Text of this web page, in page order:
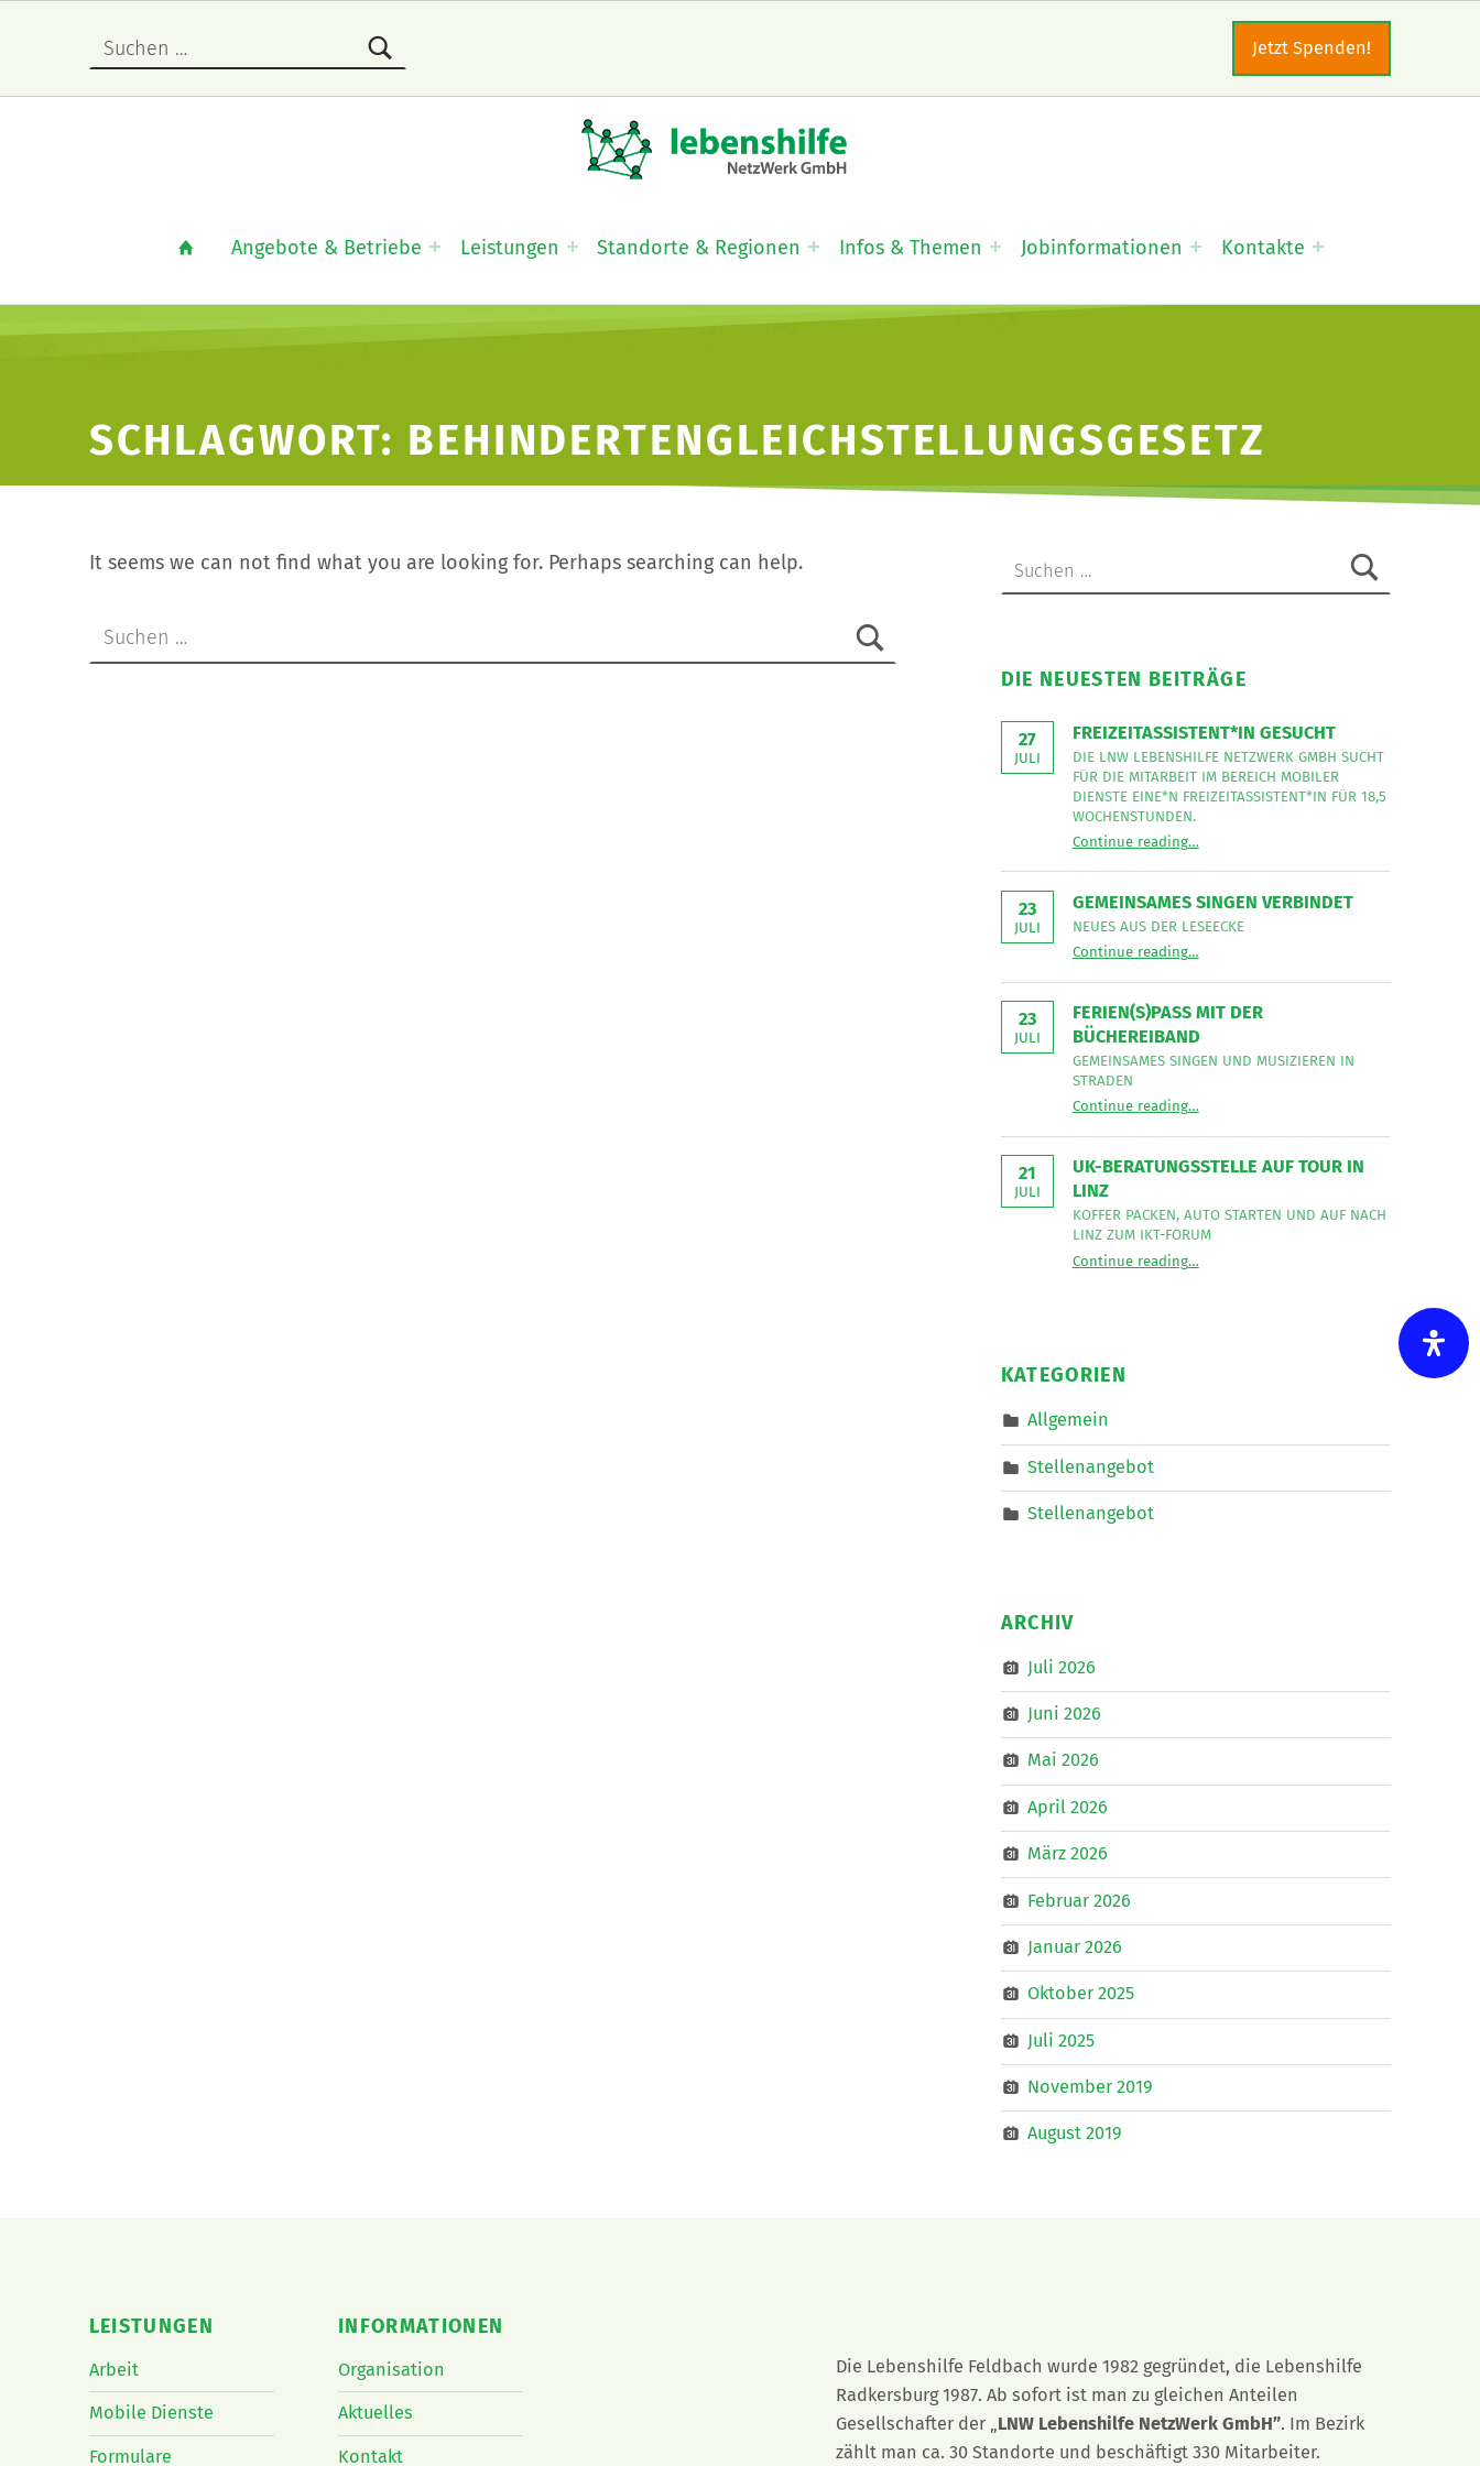
Angebote & Betriebe Leistungen Standorte & Regionen Infos & Themen Jobinformationen Kontakte
Jetzt Spenden!
SCHLAGWORT: BEHINDERTENGLEICHSTELLUNGSGESETZ
It seems we can not find what you are looking for. Perhaps searching can help.
DIE NEUESTEN BEITRÄGE
27
JULI
FREIZEITASSISTENT*IN GESUCHT
DIE LNW LEBENSHILFE NETZWERK GMBH SUCHT
FÜR DIE MITARBEIT IM BEREICH MOBILER
DIENSTE EINE*N FREIZEITASSISTENT*IN FÜR 18,5
WOCHENSTUNDEN.
Continue readingDie
Lebenshilfe
GmbH
für
die
Mitarbeit
im
Mobiler
eine*n
Freizeitassistent*in
Wochenstunden.
”
…
23
JULI
GEMEINSAMES SINGEN VERBINDET
NEUES AUS DER LESEECKE
Continue readingNeues
der
”
…
23
JULI
FERIEN(S)PASS MIT DER
BÜCHEREIBAND
GEMEINSAMES SINGEN UND MUSIZIEREN IN
STRADEN
Continue readingGemeinsames
und
in
…
21
JULI
UK-BERATUNGSSTELLE AUF TOUR IN
LINZ
KOFFER PACKEN, AUTO STARTEN UND AUF NACH
LINZ ZUM IKT-FORUM
Continue readingUK-Beratungsstelle auf Tour in Linz
Koffer
…
KATEGORIEN
Allgemein
Stellenangebot
Stellenangebot
ARCHIV
Juli 2026
Juni 2026
Mai 2026
April 2026
März 2026
Februar 2026
Januar 2026
Oktober 2025
Juli 2025
November 2019
August 2019
LEISTUNGEN
Arbeit
Mobile Dienste
Formulare
INFORMATIONEN
Organisation
Aktuelles
Kontakt
Die Lebenshilfe Feldbach wurde 1982 gegründet, die Lebenshilfe
Radkersburg 1987. Ab sofort ist man zu gleichen Anteilen
Gesellschafter der „LNW Lebenshilfe NetzWerk GmbH”. Im Bezirk
zählt man ca. 30 Standorte und beschäftigt 330 Mitarbeiter.